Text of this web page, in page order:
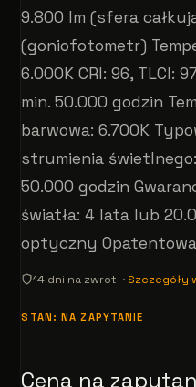
9.800 lm (sfera
(goniofotometr)
6.000K CRI: 96, TLCI:
min. 50.000 godzin
barwowa: 6.700K
strumienia
50.000 godzin
światła: 4 lata lub
optyczny
14 dni na zwrot · Szczegóły
STAN: NA ZAPYTANIE
Cena na